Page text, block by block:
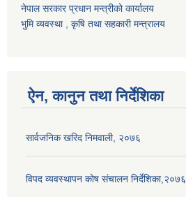
नेपाल सरकार प्रधान मन्त्रीको कार्यालय
भुमि व्यवस्था , कृषि तथा सहकारी मन्त्रालय
ऐन, कानुन तथा निर्देशिका
सार्वजनिक खरिद निमवाली, २०७६
विपद व्यवस्थापन कोष संचालन निर्देशिका,२०७६